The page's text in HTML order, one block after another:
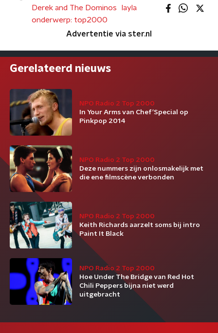
Derek and The Dominos
layla
onderwerp: top2000
Advertentie via ster.nl
Gerelateerd nieuws
NPO Radio 2 Top 2000
In Your Arms van Chef'Special op
Pinkpop 2014
NPO Radio 2 Top 2000
Deze nummers zijn onlosmakelijk met
die ene filmscène verbonden
NPO Radio 2 Top 2000
Keith Richards aarzelt soms bij intro
Paint It Black
NPO Radio 2 Top 2000
Hoe Under The Bridge van Red Hot
Chili Peppers bijna niet werd
uitgebracht